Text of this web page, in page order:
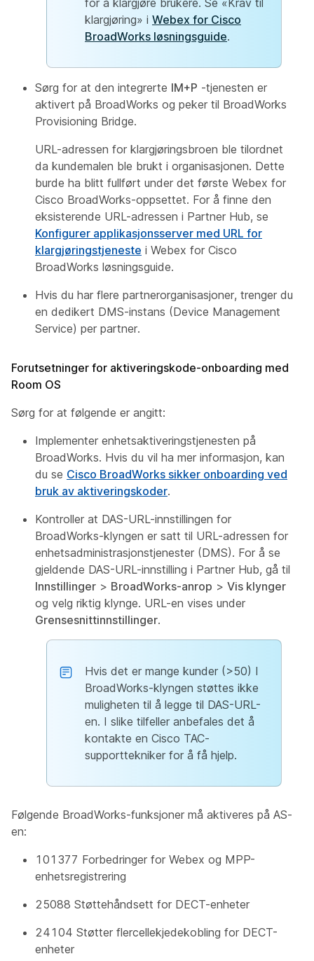
for å klargjøre brukere. Se «Krav til
klargjøring» i Webex for Cisco
BroadWorks løsningsguide.
Sørg for at den integrerte IM+P -tjenesten er
aktivert på BroadWorks og peker til BroadWorks
Provisioning Bridge.
URL-adressen for klargjøringsbroen ble tilordnet
da kundemalen ble brukt i organisasjonen. Dette
burde ha blitt fullført under det første Webex for
Cisco BroadWorks-oppsettet. For å finne den
eksisterende URL-adressen i Partner Hub, se
Konfigurer applikasjonsserver med URL for
klargjøringstjeneste i Webex for Cisco
BroadWorks løsningsguide.
Hvis du har flere partnerorganisasjoner, trenger du
en dedikert DMS-instans (Device Management
Service) per partner.
Forutsetninger for aktiveringskode-onboarding med
Room OS
Sørg for at følgende er angitt:
Implementer enhetsaktiveringstjenesten på
BroadWorks. Hvis du vil ha mer informasjon, kan
du se Cisco BroadWorks sikker onboarding ved
bruk av aktiveringskoder.
Kontroller at DAS-URL-innstillingen for
BroadWorks-klyngen er satt til URL-adressen for
enhetsadministrasjonstjenester (DMS). For å se
gjeldende DAS-URL-innstilling i Partner Hub, gå til
Innstillinger > BroadWorks-anrop > Vis klynger
og velg riktig klynge. URL-en vises under
Grensesnittinnstillinger.
Hvis det er mange kunder (>50) I
BroadWorks-klyngen støttes ikke
muligheten til å legge til DAS-URL-
en. I slike tilfeller anbefales det å
kontakte en Cisco TAC-
supporttekniker for å få hjelp.
Følgende BroadWorks-funksjoner må aktiveres på AS-
en:
101377 Forbedringer for Webex og MPP-
enhetsregistrering
25088 Støttehåndsett for DECT-enheter
24104 Støtter flercellekjedekobling for DECT-
enheter